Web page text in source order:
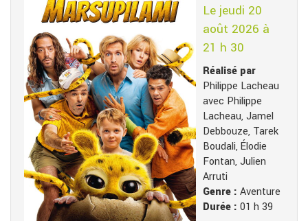
Le jeudi 20
août 2026 à
21 h 30
Réalisé par
Philippe Lacheau
avec Philippe
Lacheau, Jamel
Debbouze, Tarek
Boudali, Élodie
Fontan, Julien
Arruti
Genre : Aventure
Durée : 01 h 39